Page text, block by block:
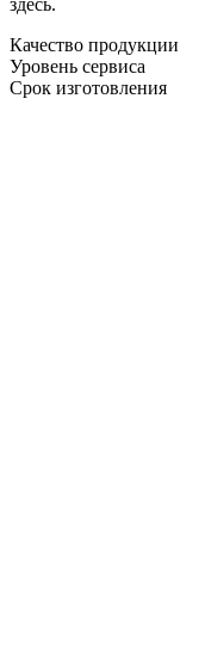
Качество продукции
Уровень сервиса
Срок изготовления